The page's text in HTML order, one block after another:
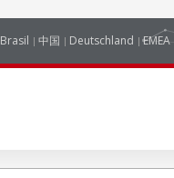
Brasil 中国 Deutschland EMEA